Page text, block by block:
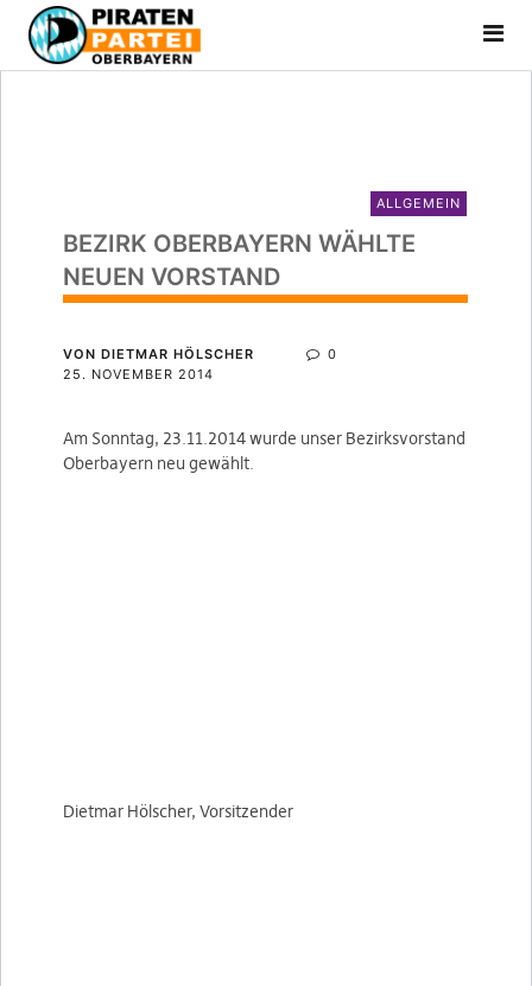
ALLGEMEIN
BEZIRK OBERBAYERN WÄHLTE
NEUEN VORSTAND
VON DIETMAR HÖLSCHER
25. NOVEMBER 2014
0
Am Sonntag, 23.11.2014 wurde unser Bezirksvorstand
Oberbayern neu gewählt.
Dietmar Hölscher, Vorsitzender